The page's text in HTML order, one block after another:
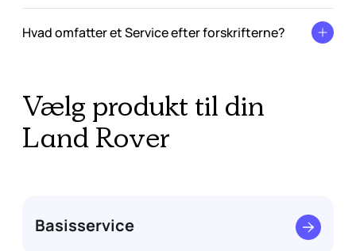
Hvad omfatter et Service efter forskrifterne?
Vælg produkt til din
Land Rover
Basisservice